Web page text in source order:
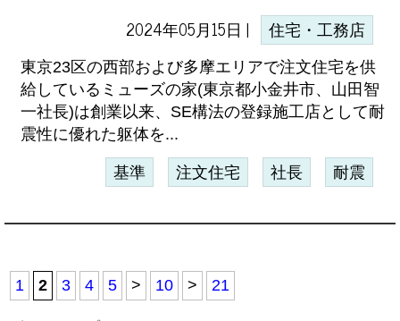
2024年05月15日 | 住宅・工務店
東京23区の西部および多摩エリアで注文住宅を供
給しているミューズの家(東京都小金井市、山田智
一社長)は創業以来、SE構法の登録施工店として耐
震性に優れた躯体を...
基準 注文住宅 社長 耐震
1 2 3 4 5 > 10 > 21